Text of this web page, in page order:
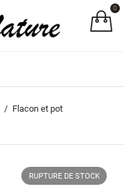
0
Flacon et pot
RUPTURE DE STOCK